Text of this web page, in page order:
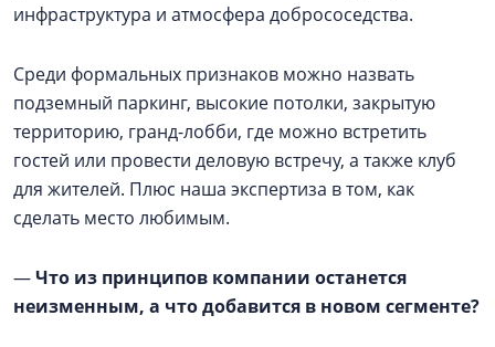
инфраструктура и атмосфера добрососедства.
Среди формальных признаков можно назвать
подземный паркинг, высокие потолки, закрытую
территорию, гранд-лобби, где можно встретить
гостей или провести деловую встречу, а также клуб
для жителей. Плюс наша экспертиза в том, как
сделать место любимым.
—Что из принципов компании останется
неизменным, а что добавится в новом сегменте?